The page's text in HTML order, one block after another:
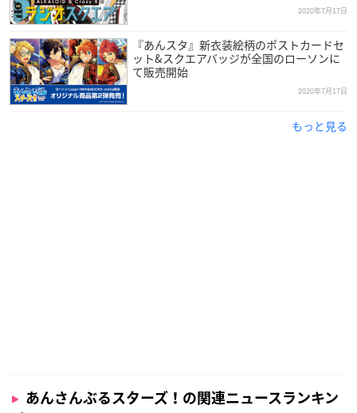
2020年7月17日
『あんスタ』新衣装絵柄のポストカードセ
ット&スクエアバッジが全国のローソンに
て販売開始
2020年7月17日
もっと見る
あんさんぶるスターズ！の関連ニュースランキン